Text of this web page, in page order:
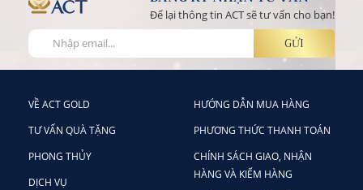
Để lại thông tin ACT sẽ tư vấn cho bạn!
VỀ ACT GOLD
TƯ VẤN QUÀ TẶNG
PHONG THỦY
DỊCH VỤ
HƯỚNG DẪN MUA HÀNG
PHƯƠNG THỨC THANH TOÁN
CHÍNH SÁCH GIAO, NHẬN
HÀNG VÀ KIỂM HÀNG